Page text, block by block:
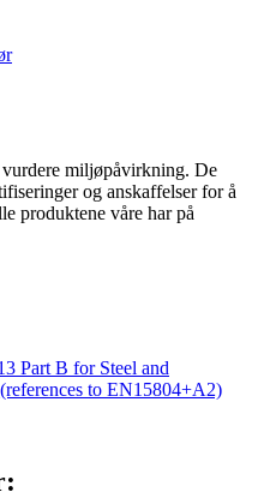
miljøpåvirkning. De
og anskaffelser for å
produktene våre har på
Part B for Steel and
to EN15804+A2)